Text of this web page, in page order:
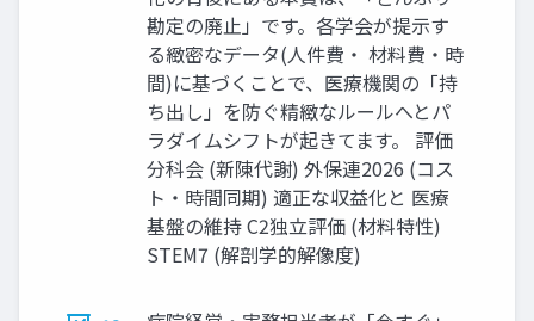
勘定の廃止」です。各学会が提示す
る緻密なデータ(人件費・ 材料費・時
間)に基づくことで、医療機関の「持
ち出し」を防ぐ精緻なルールへとパ
ラダイムシフトが起きてます。 評価
分科会 (新陳代謝) 外保連2026 (コス
ト・時間同期) 適正な収益化と 医療
基盤の維持 C2独立評価 (材料特性)
STEM7 (解剖学的解像度)